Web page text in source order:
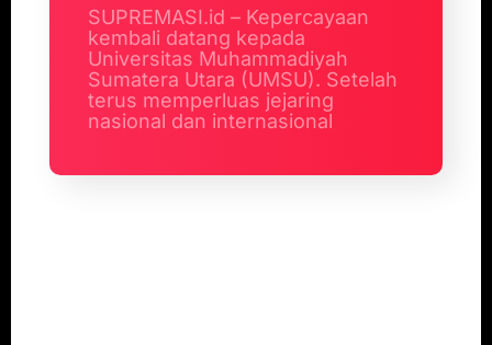
SUPREMASI.id – Kepercayaan
kembali datang kepada
Universitas Muhammadiyah
Sumatera Utara (UMSU). Setelah
terus memperluas jejaring
nasional dan internasional